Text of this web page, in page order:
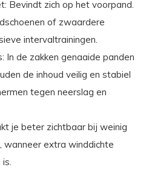
Bevindt zich op het voorpand.
of zwaardere
intervaltrainingen.
In de zakken genaaide panden
de inhoud veilig en stabiel
tegen neerslag en
je beter zichtbaar bij weinig
wanneer extra winddichte